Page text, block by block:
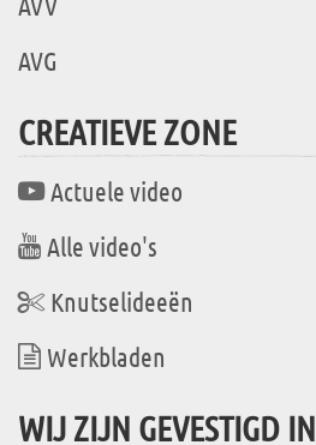
AVG
CREATIEVE ZONE
Actuele video
Alle video's
Knutselideeën
Werkbladen
WIJ ZIJN GEVESTIGD IN